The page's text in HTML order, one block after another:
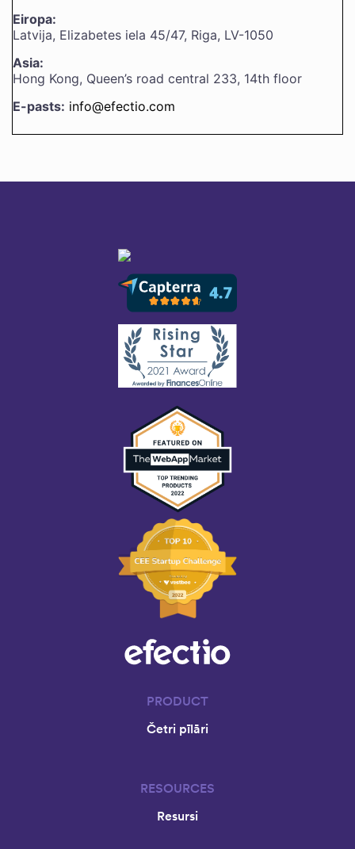
Eiropa:
Latvija, Elizabetes iela 45/47, Riga, LV-1050
Asia:
Hong Kong, Queen’s road central 233, 14th floor
E-pasts: info@efectio.com
PRODUCT
Četri pīlāri
RESOURCES
Resursi